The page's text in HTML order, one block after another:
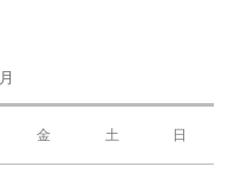
金 土 日